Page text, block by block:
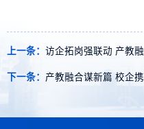
上一条：
下一条：